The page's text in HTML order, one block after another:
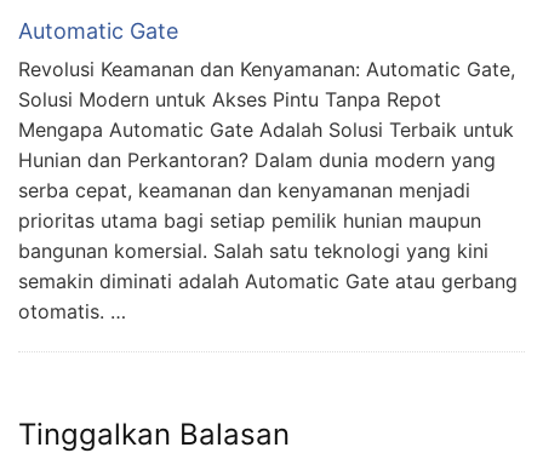
Automatic Gate
Revolusi Keamanan dan Kenyamanan: Automatic Gate,
Solusi Modern untuk Akses Pintu Tanpa Repot
Mengapa Automatic Gate Adalah Solusi Terbaik untuk
Hunian dan Perkantoran? Dalam dunia modern yang
serba cepat, keamanan dan kenyamanan menjadi
prioritas utama bagi setiap pemilik hunian maupun
bangunan komersial. Salah satu teknologi yang kini
semakin diminati adalah Automatic Gate atau gerbang
otomatis. …
Tinggalkan Balasan